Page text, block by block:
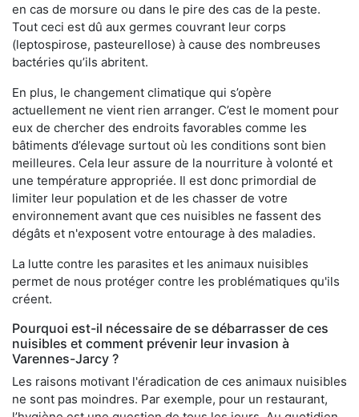
en cas de morsure ou dans le pire des cas de la peste.
Tout ceci est dû aux germes couvrant leur corps
(leptospirose, pasteurellose) à cause des nombreuses
bactéries qu’ils abritent.
En plus, le changement climatique qui s’opère
actuellement ne vient rien arranger. C’est le moment pour
eux de chercher des endroits favorables comme les
bâtiments d’élevage surtout où les conditions sont bien
meilleures. Cela leur assure de la nourriture à volonté et
une température appropriée. Il est donc primordial de
limiter leur population et de les chasser de votre
environnement avant que ces nuisibles ne fassent des
dégâts et n'exposent votre entourage à des maladies.
La lutte contre les parasites et les animaux nuisibles
permet de nous protéger contre les problématiques qu'ils
créent.
Pourquoi est-il nécessaire de se débarrasser de ces
nuisibles et comment prévenir leur invasion à
Varennes-Jarcy ?
Les raisons motivant l'éradication de ces animaux nuisibles
ne sont pas moindres. Par exemple, pour un restaurant,